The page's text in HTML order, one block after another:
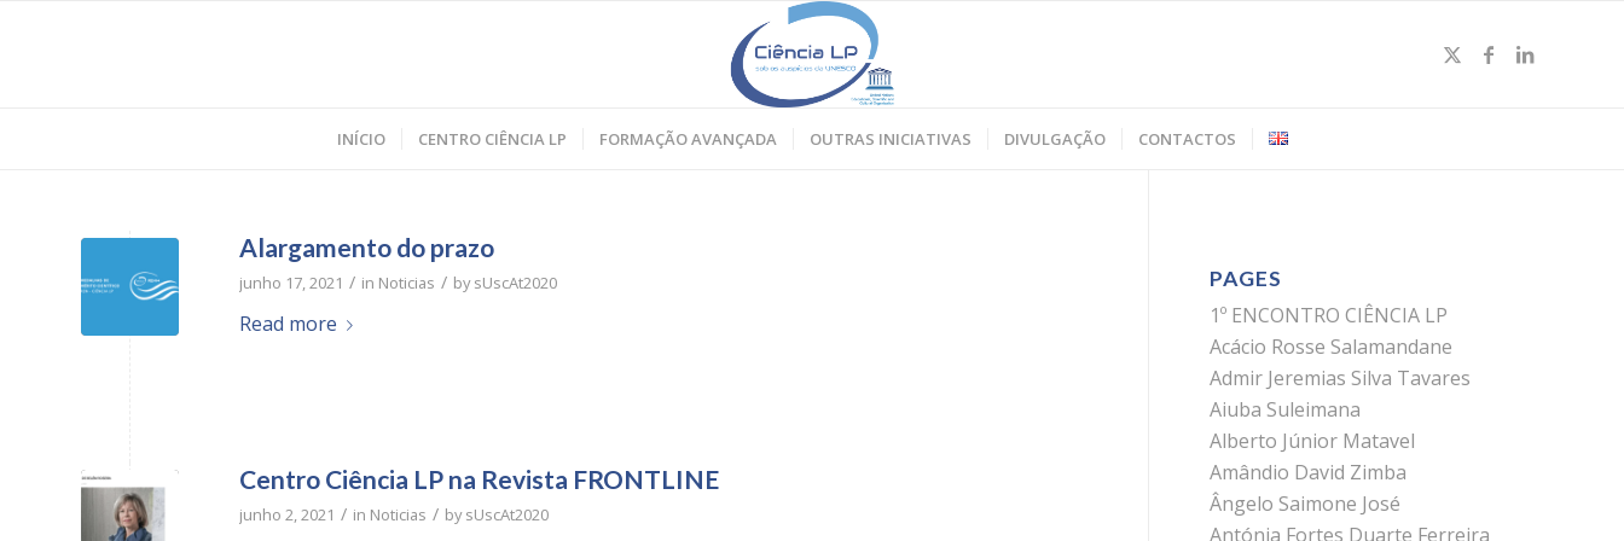
INÍCIO CENTRO CIÊNCIA LP FORMAÇÃO AVANÇADA OUTRAS INICIATIVAS DIVULGAÇÃO CONTACTOS
Alargamento do prazo
junho 17, 2021 / in Noticias / bysUscAt2020
Read more
Centro Ciência LP na Revista FRONTLINE
junho 2, 2021 / in Noticias / bysUscAt2020
PAGES
1º ENCONTRO CIÊNCIA LP
Acácio Rosse Salamandane
Admir Jeremias Silva Tavares
Aiuba Suleimana
Alberto Júnior Matavel
Amândio David Zimba
Ângelo Saimone José
Antónia Fortes Duarte Ferreira